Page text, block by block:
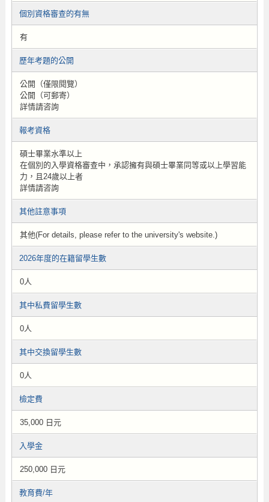
個別資格審查的有無
有
歷年考題的公開
公開（僅限閱覽）
公開（可郵寄）
詳情請咨詢
報考資格
碩士畢業水準以上
在個別的入學資格審查中，承認擁有與碩士畢業同等或以上學習能
力，且24歲以上者
詳情請咨詢
其他註意事項
其他(For details, please refer to the university's website.)
2026年度的在籍留學生數
0人
其中私費留學生數
0人
其中交換留學生數
0人
檢定費
35,000 日元
入學金
250,000 日元
教育費/年